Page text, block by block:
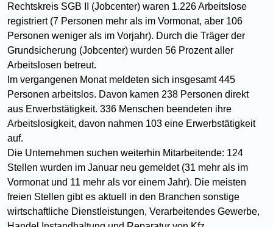
Rechtskreis SGB II (Jobcenter) waren 1.226 Arbeitslose
registriert (7 Personen mehr als im Vormonat, aber 106
Personen weniger als im Vorjahr). Durch die Träger der
Grundsicherung (Jobcenter) wurden 56 Prozent aller
Arbeitslosen betreut.
Im vergangenen Monat meldeten sich insgesamt 445
Personen arbeitslos. Davon kamen 238 Personen direkt
aus Erwerbstätigkeit. 336 Menschen beendeten ihre
Arbeitslosigkeit, davon nahmen 103 eine Erwerbstätigkeit
auf.
Die Unternehmen suchen weiterhin Mitarbeitende: 124
Stellen wurden im Januar neu gemeldet (31 mehr als im
Vormonat und 11 mehr als vor einem Jahr). Die meisten
freien Stellen gibt es aktuell in den Branchen sonstige
wirtschaftliche Dienstleistungen, Verarbeitendes Gewerbe,